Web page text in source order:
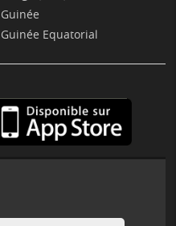
Guinée
Guinée Equatorial